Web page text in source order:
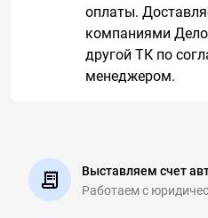
оплаты.
компаниями
другой ТК по
менеджером.
Выставляем счет
Работаем с